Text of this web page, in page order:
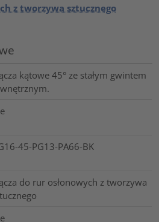
z tworzywa sztucznego
kątowe 45° ze stałym gwintem
45-PG13-PA66-BK
do rur osłonowych z tworzywa